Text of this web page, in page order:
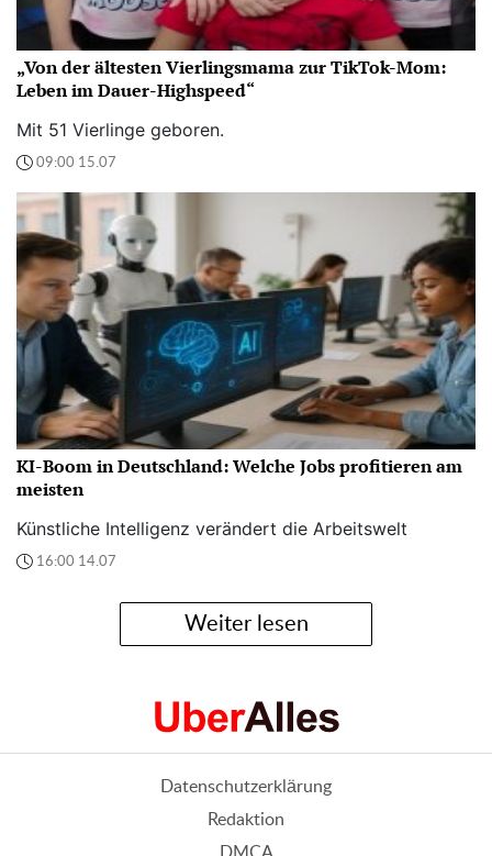
„Von der ältesten Vierlingsmama zur TikTok-Mom:
Leben im Dauer-Highspeed“
Mit 51 Vierlinge geboren.
09:00 15.07
KI-Boom in Deutschland: Welche Jobs profitieren am
meisten
Künstliche Intelligenz verändert die Arbeitswelt
16:00 14.07
Weiter lesen
Datenschutzerklärung
Redaktion